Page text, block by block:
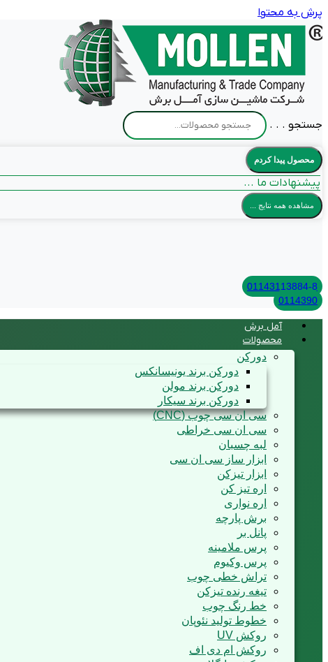
پرش به محتوا
جستجو . . .
محصول پیدا کردم
پیشنهادات ما ...
مشاهده همه نتایج ...
01143113884-8
0114390
آمل برش
محصولات
دورکن
دورکن برند یونیسانکس
دورکن برند مولن
دورکن برند سیکار
سی ان سی چوب (CNC)
سی ان سی خراطی
لبه چسبان
ابزار ساز سی ان سی
ابزار تیزکن
اره تیز کن
اره نواری
برش پارچه
پانل بر
پرس ملامینه
پرس وکیوم
تراش خطی چوب
تیغه رنده تیزکن
خط رنگ چوب
خطوط تولید نئوپان
روکش UV
روکش ام دی اف